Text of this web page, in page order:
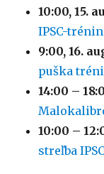
10:00,15.
IPSC-
9:00,16.
puška
14:00 –
10:00 –
streľba